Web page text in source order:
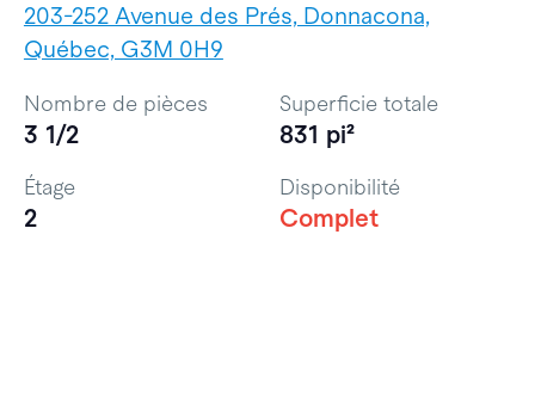
203-252 Avenue des Prés, Donnacona,
Québec, G3M 0H9
Nombre de pièces
3 1/2
Superficie totale
831 pi²
Étage
2
Disponibilité
Complet